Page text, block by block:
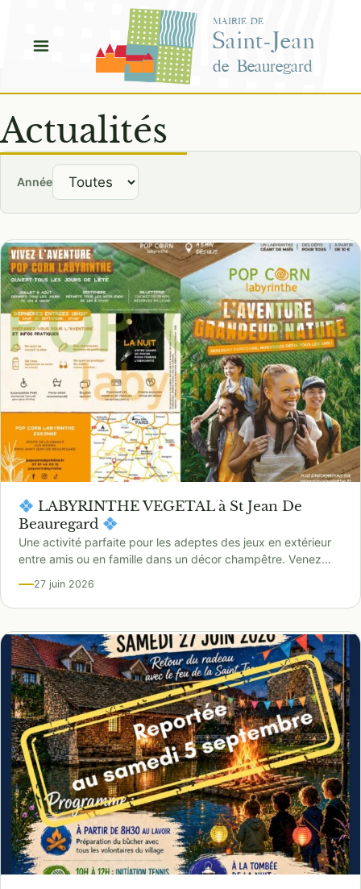
contenu
MAIRIE DE
Saint-Jean
de Beauregard
Actualités
Année
LABYRINTHE VEGETAL à St Jean De
Beauregard
Une activité parfaite pour les adeptes des jeux en extérieur
entre amis ou en famille dans un décor champêtre. Venez…
27 juin 2026